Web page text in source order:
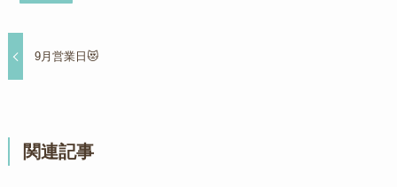
9月営業日😻
関連記事